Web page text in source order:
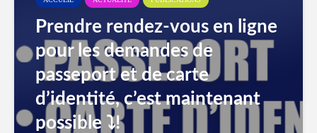
Prendre rendez-vous en ligne
pour les demandes de
passeport et de carte
d’identité, c’est maintenant
possible ⤵️!